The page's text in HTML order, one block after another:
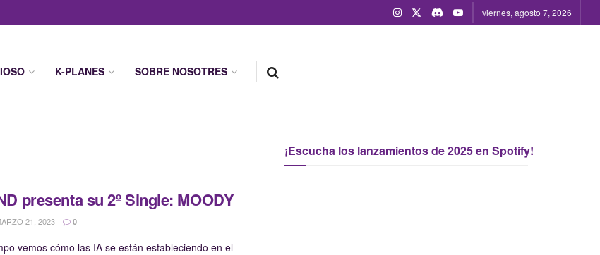
viernes, agosto 7, 2026
K-PLANES SOBRE NOSOTRES
presenta su 2º Single: MOODY
21, 2023 0
vemos cómo las IA se están estableciendo en el
¡Escucha los lanzamientos de 2025 en Spotify!